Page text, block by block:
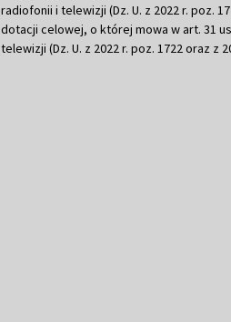
radiofonii i telewizji (Dz. U. z 2022 r. poz.
dotacji celowej, o której mowa w art. 31
telewizji (Dz. U. z 2022 r. poz. 1722 oraz z